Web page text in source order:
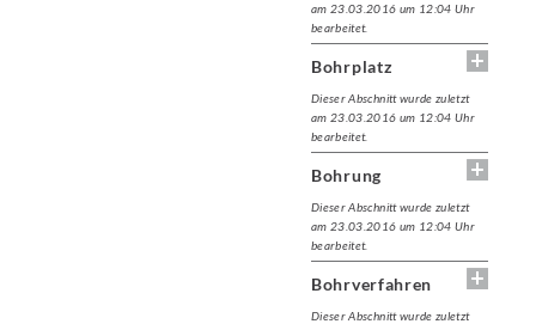
am 23.03.2016 um 12:04 Uhr
bearbeitet.
Bohrplatz
Dieser Abschnitt wurde zuletzt
am 23.03.2016 um 12:04 Uhr
bearbeitet.
Bohrung
Dieser Abschnitt wurde zuletzt
am 23.03.2016 um 12:04 Uhr
bearbeitet.
Bohrverfahren
Dieser Abschnitt wurde zuletzt